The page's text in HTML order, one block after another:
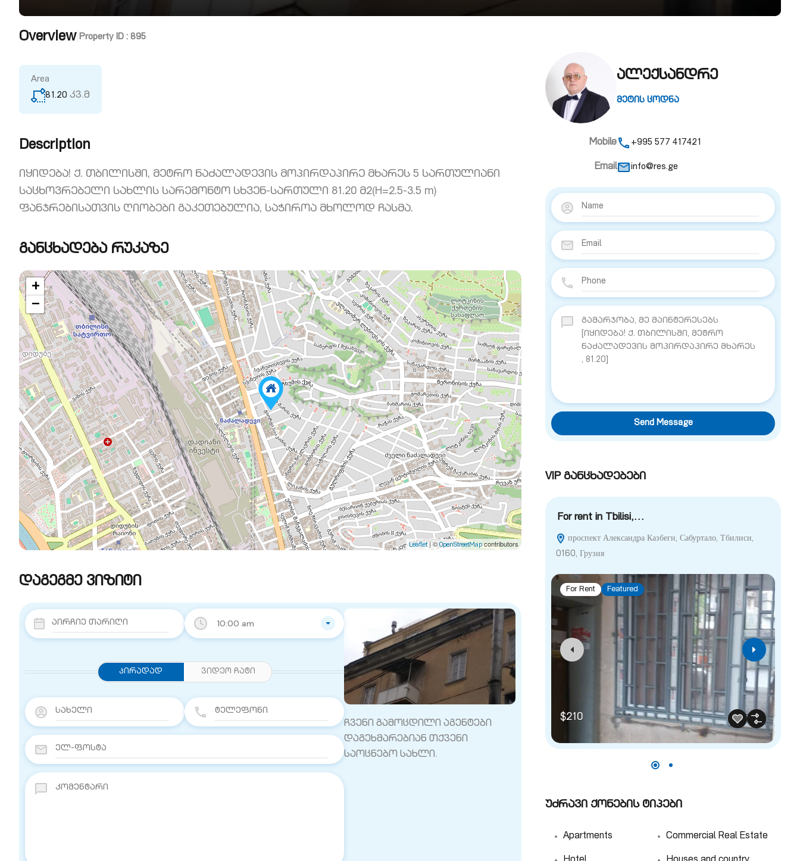
Overview| Property ID : 895
Area
81.20 კვ.მ
Description
იყიდება! ქ. თბილისში, მეტრო ნაძალადევის მოპირდაპირე მხარეს 5 სართულიანი
საცხოვრებელი სახლის სარემონტო სხვენ-სართული 81.20 მ2(H=2.5-3.5 m)
ფანჯრებისათვის ღიობები გაკეთებულია, საჭიროა მხოლოდ ჩასმა.
განცხადება რუკაზე
+
−
Leaflet| ©OpenStreetMapcontributors
დაგეგმე ვიზიტი
10:00 am
Პირადად ვიდეო ჩატი
ჩვენი გამოცდილი აგენტები
დაგეხმარებიან თქვენი
საოცნებო სახლი.
ალექსანდრე
მეტის ცოდნა
Mobile +995 577 417421
Email info@res.ge
Send Message
VIP განცხადებები
For rent in Tbilisi,…
проспект Александра Казбеги, Сабуртало, Тбилиси,
0160, Грузия
For Rent Featured
$210
უძრავი ქონების ტიპები
Apartments Commercial Real Estate